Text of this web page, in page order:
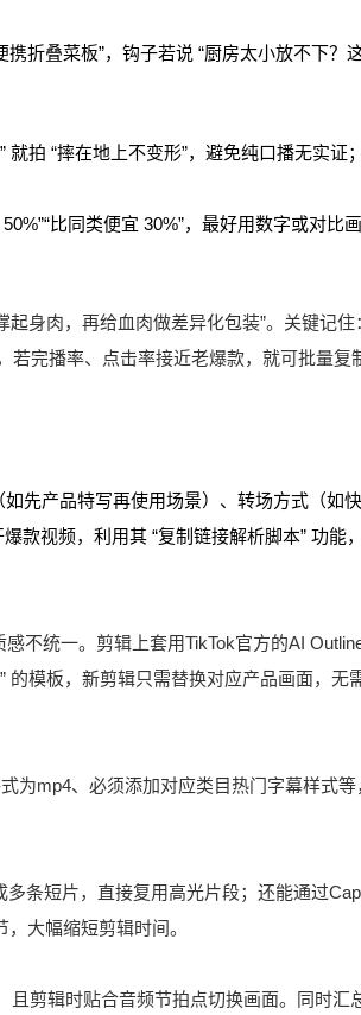
折叠菜板”，钩子若说 “厨房太小放不下？
拍 “摔在地上不变形”，避免纯口播无实证；
比同类便宜 30%”，最好用数字或对比
身肉，再给血肉做差异化包装”。关键记住
若完播率、点击率接近老爆款，就可批量复
先产品特写再使用场景）、转场方式（如快
款视频，利用其 “复制链接解析脚本” 功能
不统一。剪辑上套用TikTok官方的AI
的模板，新剪辑只需替换对应产品画面，无
为mp4、必须添加对应类目热门字幕样式等
条短片，直接复用高光片段；还能通过
大幅缩短剪辑时间。
剪辑时贴合音频节拍点切换画面。同时汇